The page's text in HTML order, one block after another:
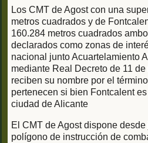
Los CMT de Agost con una
metros cuadrados y de
160.284 metros cuadrados
declarados como zonas de
nacional junto Acuartelamiento
mediante Real Decreto de 11
reciben su nombre por el
pertenecen si bien Fontcalent
ciudad de Alicante
El CMT de Agost dispone
polígono de instrucción de